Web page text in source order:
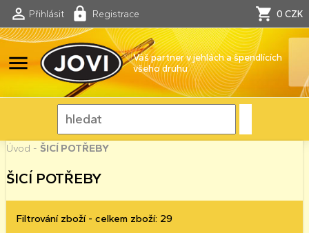
Přihlásit Registrace 0 CZK
menu
Váš partner v jehlách a špendlících
všeho druhu
Úvod - ŠICÍ POTŘEBY
ŠICÍ POTŘEBY
Filtrování zboží - celkem zboží: 29